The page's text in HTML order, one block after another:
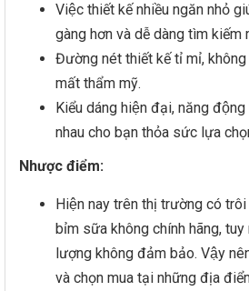
Việc thiết kế nhiều ngăn nhỏ
gàng hơn và dễ dàng tìm kiếm
Đường nét thiết kế tỉ mỉ,
mất thẩm mỹ.
Kiểu dáng hiện đại, năng
nhau cho bạn thỏa sức lựa
Nhược điểm:
Hiện nay trên thị trường có
bỉm sữa không chính hãng,
lượng không đảm bảo. Vậy
và chọn mua tại những địa